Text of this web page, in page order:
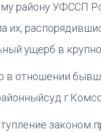
району УФССП
их,
ущерб в
в отношении
законом